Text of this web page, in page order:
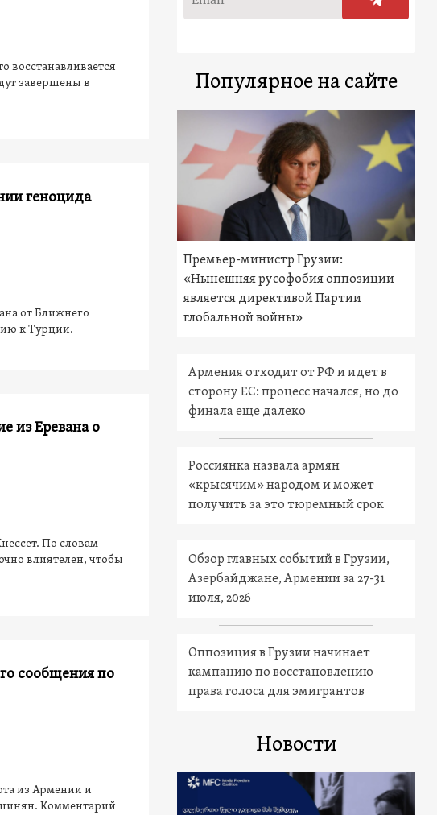
восстанавливается
завершены в
геноцида
от Ближнего
к Турции.
из Еревана о
По словам
влиятелен, чтобы
сообщения по
из Армении и
Комментарий
Популярное на сайте
Премьер-министр Грузии:
«Нынешняя русофобия оппозиции
является директивой Партии
глобальной войны»
Армения отходит от РФ и идет в
сторону ЕС: процесс начался, но до
финала еще далеко
Россиянка назвала армян
«крысячим» народом и может
получить за это тюремный срок
Обзор главных событий в Грузии,
Азербайджане, Армении за 27-31
июля, 2026
Оппозиция в Грузии начинает
кампанию по восстановлению
права голоса для эмигрантов
Новости